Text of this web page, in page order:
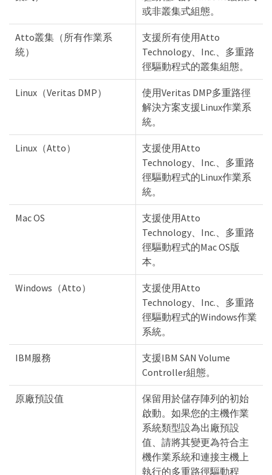
或非叢集式組態。
Atto叢集（所有作業系
統）
支援所有使用Atto
Technology、Inc.、多重路
徑驅動程式的叢集組態。
Linux（Veritas DMP）
使用Veritas DMP多重路徑
解決方案支援Linux作業系
統。
Linux（Atto）
支援使用Atto
Technology、Inc.、多重路
徑驅動程式的Linux作業系
統。
Mac OS
支援使用Atto
Technology、Inc.、多重路
徑驅動程式的Mac OS版
本。
Windows（Atto）
支援使用Atto
Technology、Inc.、多重路
徑驅動程式的Windows作業
系統。
IBM服務
支援IBM SAN Volume
Controller組態。
原廠預設值
保留用於儲存陣列的初始
啟動。如果您的主機作業
系統類型設為出廠預設
值、請將其變更為符合主
機作業系統和連接主機上
執行的多重路徑驅動程